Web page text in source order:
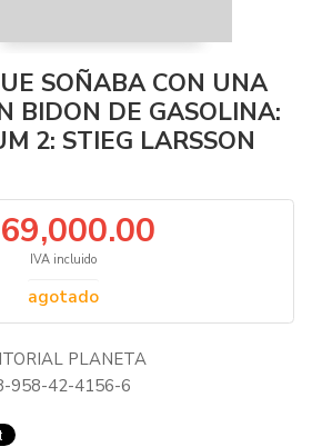
SOÑABA CON UNA
BIDON DE GASOLINA:
2: STIEG LARSSON
IVA incluido
agotado
PLANETA
958-42-4156-6